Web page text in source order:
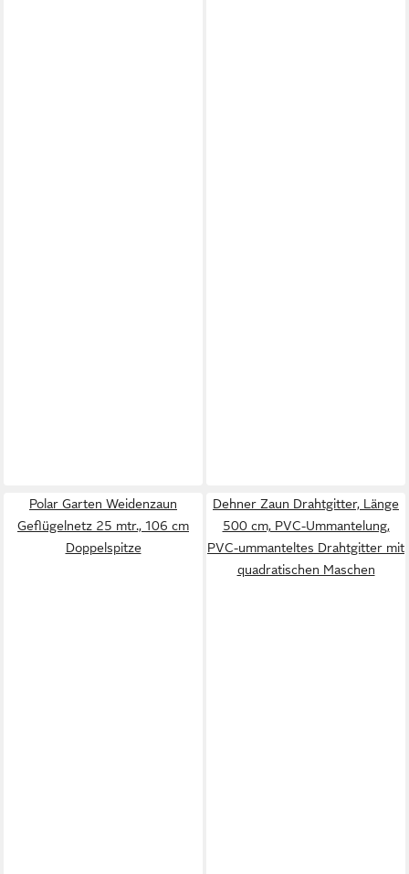
Polar Garten Weidenzaun
Geflügelnetz 25 mtr., 106 cm
Doppelspitze
Dehner Zaun Drahtgitter, Länge
500 cm, PVC-Ummantelung,
PVC-ummanteltes Drahtgitter mit
quadratischen Maschen